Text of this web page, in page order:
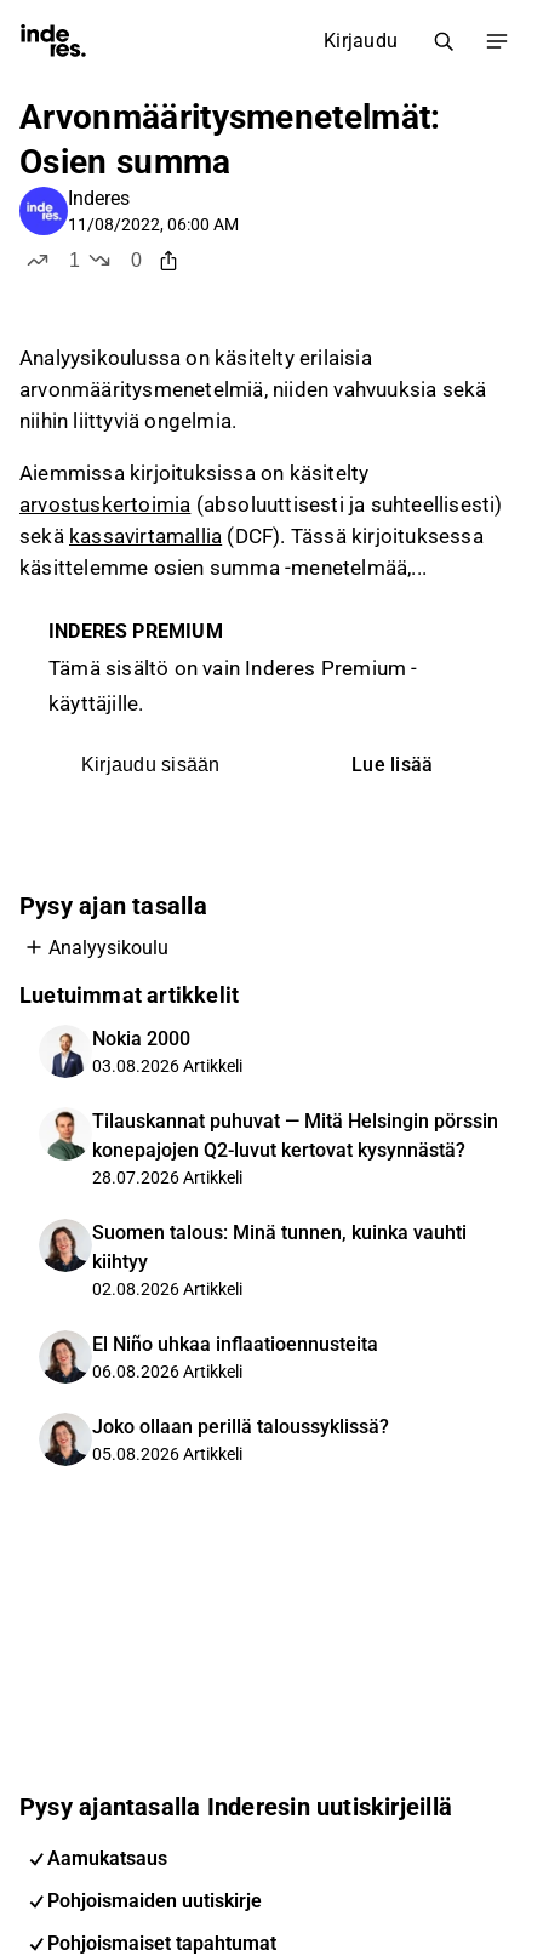
Kirjaudu
Arvonmääritysmenetelmät:
Osien summa
Inderes
11/08/2022, 06:00 AM
1
0
Analyysikoulussa on käsitelty erilaisia
arvonmääritysmenetelmiä, niiden vahvuuksia sekä
niihin liittyviä ongelmia.
Aiemmissa kirjoituksissa on käsitelty
arvostuskertoimia (absoluuttisesti ja suhteellisesti)
sekä kassavirtamallia (DCF). Tässä kirjoituksessa
käsittelemme osien summa -menetelmää,...
INDERES PREMIUM
Tämä sisältö on vain Inderes Premium -
käyttäjille.
Kirjaudu sisään Lue lisää
Pysy ajan tasalla
Analyysikoulu
Luetuimmat artikkelit
Nokia 2000
03.08.2026Artikkeli
Tilauskannat puhuvat — Mitä Helsingin pörssin
konepajojen Q2-luvut kertovat kysynnästä?
28.07.2026Artikkeli
Suomen talous: Minä tunnen, kuinka vauhti
kiihtyy
02.08.2026Artikkeli
El Niño uhkaa inflaatioennusteita
06.08.2026Artikkeli
Joko ollaan perillä taloussyklissä?
05.08.2026Artikkeli
Pysy ajantasalla Inderesin uutiskirjeillä
Aamukatsaus
Pohjoismaiden uutiskirje
Pohjoismaiset tapahtumat